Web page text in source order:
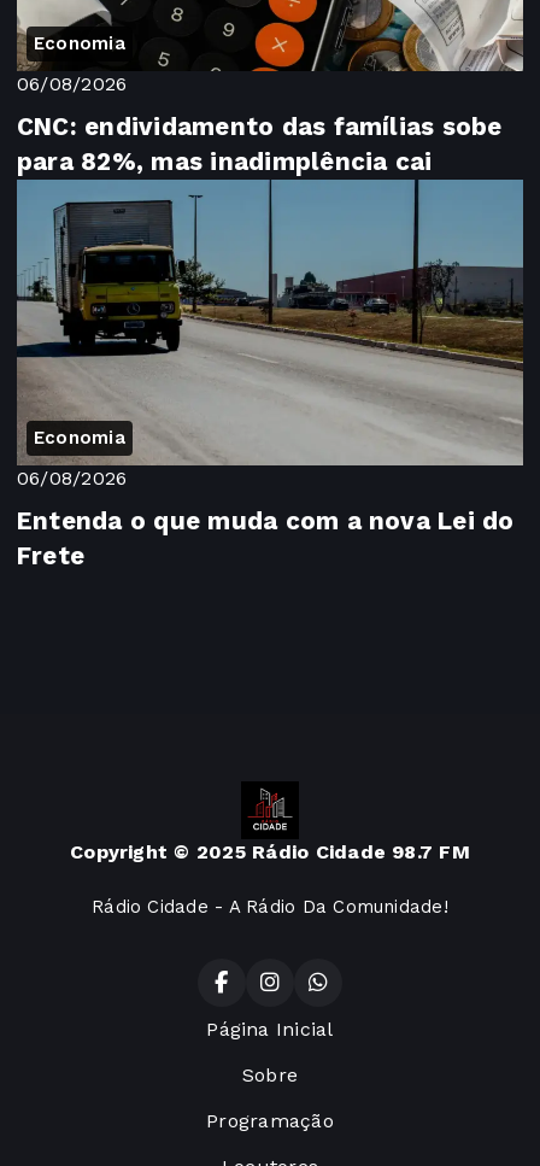
Economia
06/08/2026
CNC: endividamento das famílias sobe
para 82%, mas inadimplência cai
Economia
06/08/2026
Entenda o que muda com a nova Lei do
Frete
Copyright © 2025 Rádio Cidade 98.7 FM
Rádio Cidade - A Rádio Da Comunidade!
Página Inicial
Sobre
Programação